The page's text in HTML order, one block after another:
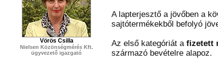
Vörös Csilla
Nielsen Közönségmérés Kft.
ügyvezető igazgató
A lapterjesztő a jövőben a
sajtótermékekből befolyó
Az első kategóriát a fizetett
származó bevételre alapoz.